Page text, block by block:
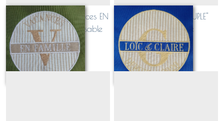
Sac polochon "Vacances EN
FAMILLE" personnalisable
À partir de 95€
Sac polochon "COUPLE"
personnalisable
À partir de 95€